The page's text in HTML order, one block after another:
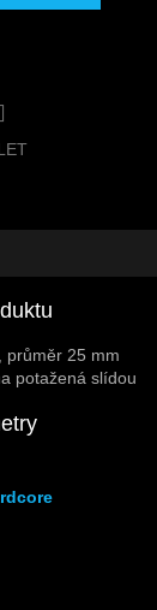
průměr 25 mm
potažená slídou